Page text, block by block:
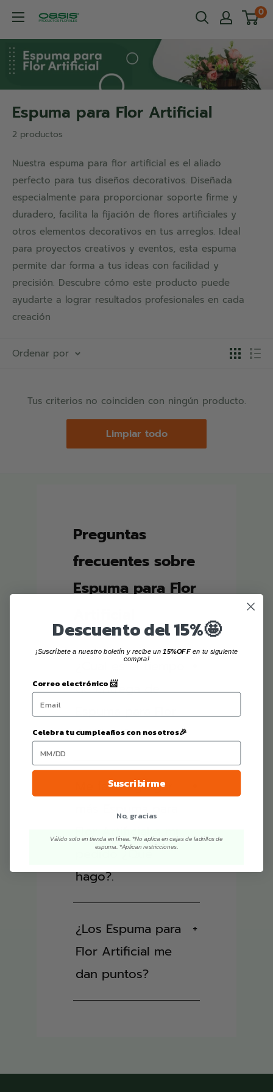
directamente
al
contenido
OASIS®
Productos
Florales
0
Espuma para Flor Artificial
2 productos
Nuestra espuma para flor artificial es el aliado
perfecto para tus diseños decorativos. Diseñada
especialmente para proporcionar soporte firme y
duradero, facilita la fijación de flores artificiales y
otros elementos decorativos en tus arreglos. Ideal
para proyectos creativos y eventos, esta espuma
permite dar forma a tus ideas con facilidad y
precisión. Descubre cómo este producto puede
ayudarte a lograr resultados profesionales en cada
creación
Ordenar por
Tus criterios no coinciden con ningún producto.
Limpiar todo
Preguntas
frecuentes sobre
Espuma para Flor
¿Cual es el tiempo
de entrega de
Artificial?
Me falto agregar
pedido ¿Qué
hago?.
¿Los Espuma para
Flor Artificial me
dan puntos?
+
Descuento del 15%🤩
¡Suscríbete a nuestro boletín y recibe un 15%OFFen tu siguiente
compra!
Correo electrónico 📨
Celebra tu cumpleaños con nosotros🎉
Suscribirme
No, gracias
Válido solo en tienda en línea. *No aplica en cajas de ladrillos de
espuma. *Aplican restricciones.